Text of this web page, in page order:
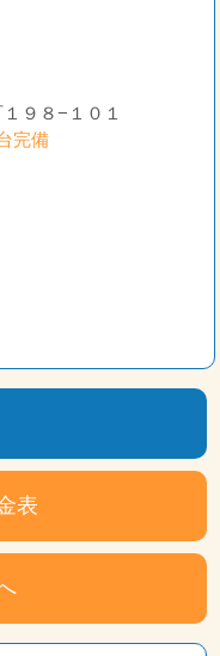
９８−１０１
完備
表